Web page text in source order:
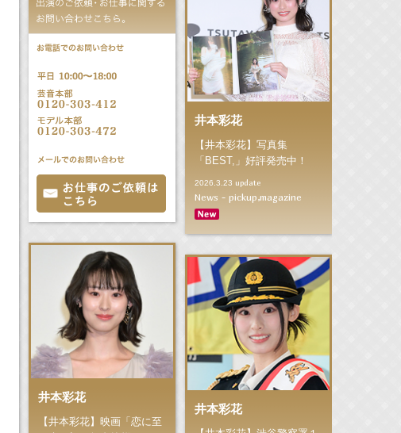
井本彩花
【井本彩花】写真集
「BEST,」好評発売中！
2026.3.23 update
News - pickup,magazine
井本彩花
【井本彩花】映画「恋に至
井本彩花